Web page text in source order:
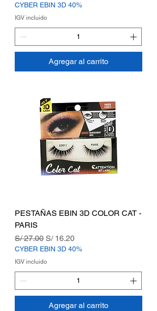
CYBER EBIN 3D 40%
IGV incluido
Agregar al carrito
PESTAÑAS EBIN 3D COLOR CAT -
PARIS
Precio
S/ 27.00 Precio de oferta
S/ 16.20
CYBER EBIN 3D 40%
IGV incluido
Agregar al carrito